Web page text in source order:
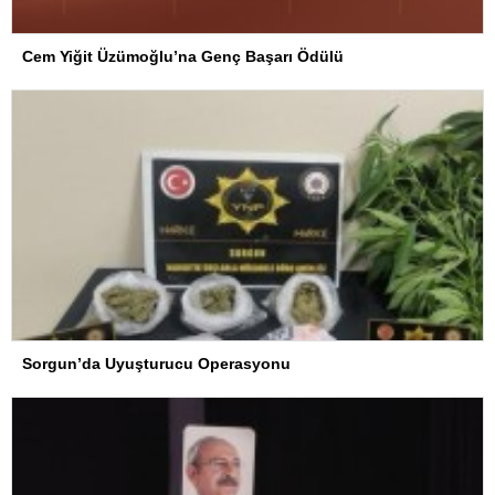
Cem Yiğit Üzümoğlu’na Genç Başarı Ödülü
Sorgun’da Uyuşturucu Operasyonu